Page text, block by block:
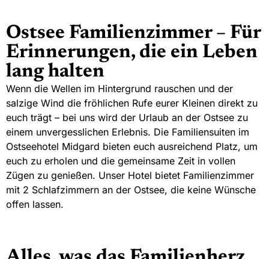
Ostsee Familienzimmer – Für
Erinnerungen, die ein Leben
lang halten
Wenn die Wellen im Hintergrund rauschen und der
salzige Wind die fröhlichen Rufe eurer Kleinen direkt zu
euch trägt – bei uns wird der Urlaub an der Ostsee zu
einem unvergesslichen Erlebnis. Die Familiensuiten im
Ostseehotel Midgard bieten euch ausreichend Platz, um
euch zu erholen und die gemeinsame Zeit in vollen
Zügen zu genießen. Unser Hotel bietet Familienzimmer
mit 2 Schlafzimmern an der Ostsee, die keine Wünsche
offen lassen.